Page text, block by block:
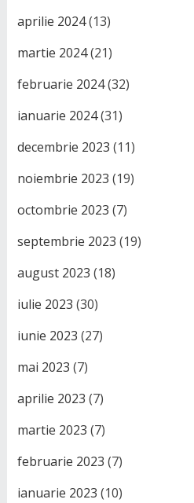
aprilie 2024(13)
martie 2024(21)
februarie 2024(32)
ianuarie 2024(31)
decembrie 2023 (11)
noiembrie 2023 (19)
octombrie 2023 (7)
septembrie 2023 (19)
august 2023 (18)
iulie 2023 (30)
iunie 2023 (27)
mai 2023 (7)
aprilie 2023 (7)
martie 2023 (7)
februarie 2023 (7)
ianuarie 2023 (10)